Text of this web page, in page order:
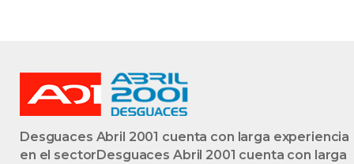
Desguaces Abril 2001 cuenta con larga experiencia
en el sectorDesguaces Abril 2001 cuenta con larga